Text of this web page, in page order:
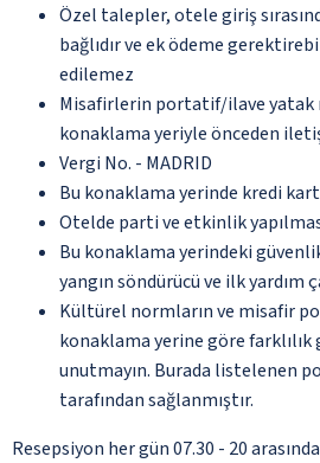
Özel talepler, otele giriş
bağlıdır ve ek ödeme
edilemez
Misafirlerin portatif/ilave yatak
konaklama yeriyle önceden
Vergi No. - MADRID
Bu konaklama yerinde kredi
Otelde parti ve etkinlik
Bu konaklama yerindeki
yangın söndürücü ve ilk yardım
Kültürel normların ve misafir
konaklama yerine göre
unutmayın. Burada listelenen
tarafından sağlanmıştır.
Resepsiyon her gün 07.30 - 20